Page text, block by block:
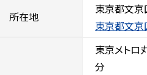
所在地
東京都文京
東京都文
東京メトロ
分